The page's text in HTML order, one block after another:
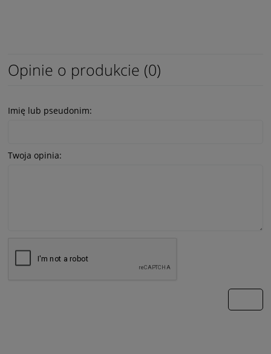
Opinie o produkcie (0)
Imię lub pseudonim:
Twoja opinia: